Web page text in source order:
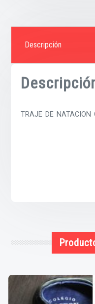
Descripción
TRAJE DE NATACION